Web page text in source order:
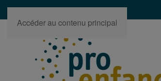
Accéder au contenu principal